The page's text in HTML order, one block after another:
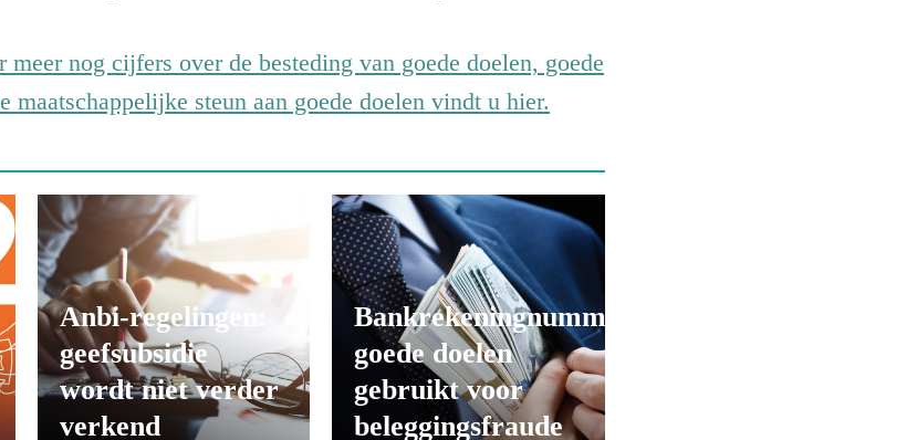
meer nog cijfers over de besteding van goede doelen, goede
maatschappelijke steun aan goede doelen vindt u hier.
Anbi-regelingen:
geefsubsidie
wordt niet verder
verkend
Bankrekeningnummers
goede doelen
gebruikt voor
beleggingsfraude